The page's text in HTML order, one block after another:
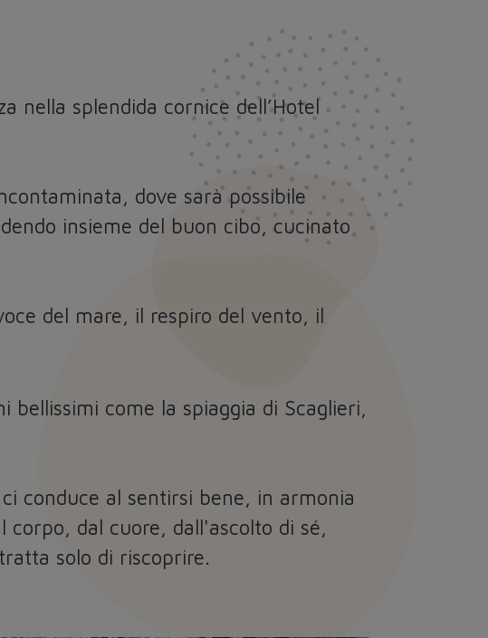
nella splendida cornice dell’Hotel
dove sarà possibile
insieme del buon cibo, cucinato
del mare, il respiro del vento, il
come la spiaggia di Scaglieri,
conduce al sentirsi bene, in armonia
corpo, dal cuore, dall'ascolto di sé,
solo di riscoprire.